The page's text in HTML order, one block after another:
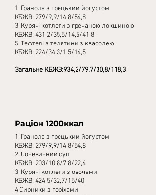
1. Гранола з грецьким йогуртом
КБЖВ: 279/9,9/14,8/54,8
3. Курячі котлети з гречаною локшиною
КБЖВ: 431,2/35,5/14,5/41,8
5. Тефтелі з телятини з квасолею
КБЖВ: 224/34,3/1,5/14,5
Загальне КБЖВ:934,2/79,7/30,8/118,3
Раціон 1200ккал
1. Гранола з грецьким йогуртом
КБЖВ: 279/9,9/14,8/54,8
2. Сочевичний суп
КБЖВ: 203/10,8/7,8/22,4
3. Курячі котлети з овочами
КБЖВ: 424,5/32,7/15/40
4.Сирники з горіхами